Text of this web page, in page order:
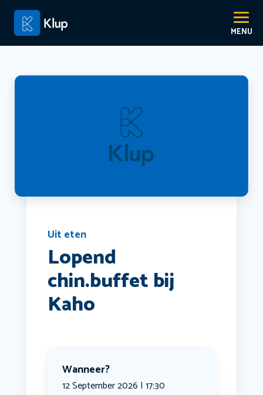
Uit eten
Lopend
chin.buffet bij
Kaho
Wanneer?
12 September 2026 | 17:30